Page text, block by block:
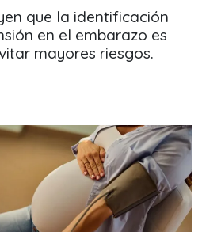
que la identificación
en el embarazo es
mayores riesgos.